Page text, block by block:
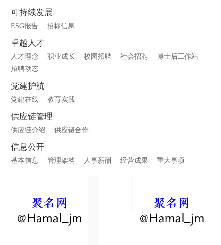
可持续发展
ESG报告 招标信息
卓越人才
人才理念 职业成长 校园招聘 社会招聘
博士后工作站
招聘动态
党建护航
党建在线 教育实践
供应链管理
供应链介绍 供应链合作
信息公开
基本信息 管理架构 人事薪酬 经营成果 重大事项